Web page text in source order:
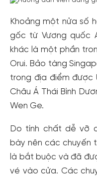
Khoảng một nửa số
gốc từ Vương quốc
khác là một phần
Orui. Bảo tàng
trong địa điểm được
Châu Á Thái Bình
Wen Ge.
Do tính chất dễ vỡ
bày nên các chuyến
là bắt buộc và đã
vé vào cửa. Các